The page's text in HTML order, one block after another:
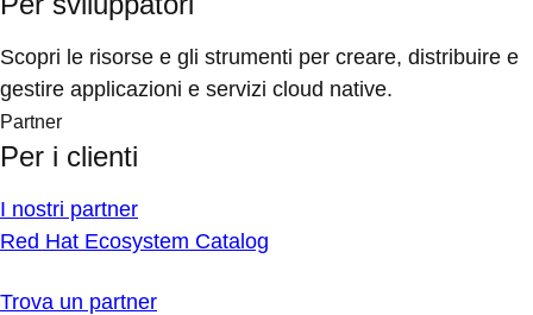
Scopri le risorse e gli strumenti per creare, distribuire e
gestire applicazioni e servizi cloud native.
Partner
Per i clienti
I nostri partner
Red Hat Ecosystem Catalog
Trova un partner